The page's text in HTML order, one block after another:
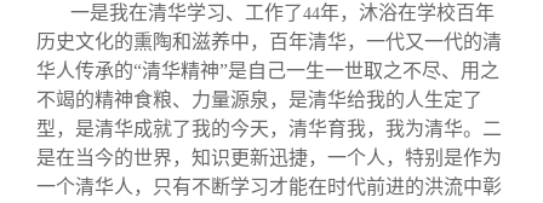
一是我在清华学习、工作了44年，沐浴在学校百年
历史文化的熏陶和滋养中，百年清华，一代又一代的清
华人传承的“清华精神”是自己一生一世取之不尽、用之
不竭的精神食粮、力量源泉，是清华给我的人生定了
型，是清华成就了我的今天，清华育我，我为清华。二
是在当今的世界，知识更新迅捷，一个人，特别是作为
一个清华人，只有不断学习才能在时代前进的洪流中彰